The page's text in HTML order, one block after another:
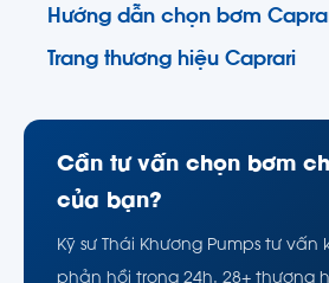
Hướng dẫn chọn bơm
Trang thương hiệu Caprari
Cần tư vấn chọn bơm
của bạn?
Kỹ sư Thái Khương Pumps tư
phản hồi trong 24h. 28+ thương